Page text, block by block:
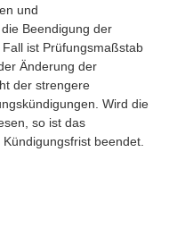
und
Beendigung der
ist Prüfungsmaßstab
Änderung der
der strengere
Wird die
so ist das
beendet.